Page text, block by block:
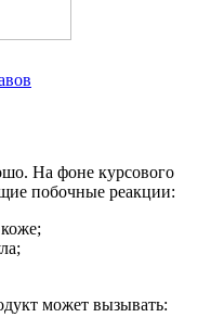
На фоне курсового
побочные реакции:
может вызывать: